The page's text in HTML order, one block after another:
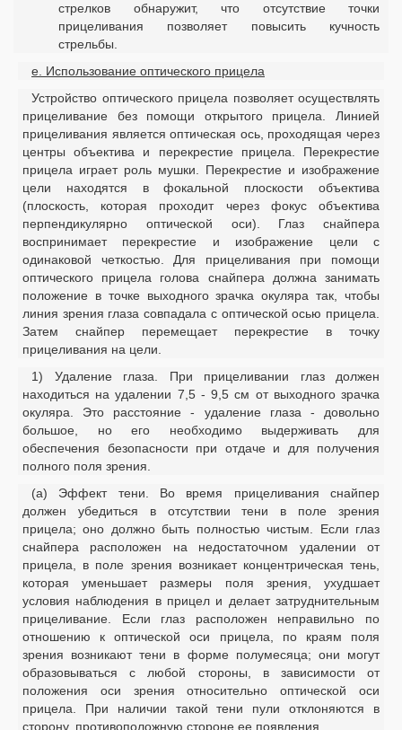
стрелков обнаружит, что отсутствие точки
прицеливания позволяет повысить кучность
стрельбы.
е. Использование оптического прицела
Устройство оптического прицела позволяет осуществлять
прицеливание без помощи открытого прицела. Линией
прицеливания является оптическая ось, проходящая через
центры объектива и перекрестие прицела. Перекрестие
прицела играет роль мушки. Перекрестие и изображение
цели находятся в фокальной плоскости объектива
(плоскость, которая проходит через фокус объектива
перпендикулярно оптической оси). Глаз снайпера
воспринимает перекрестие и изображение цели с
одинаковой четкостью. Для прицеливания при помощи
оптического прицела голова снайпера должна занимать
положение в точке выходного зрачка окуляра так, чтобы
линия зрения глаза совпадала с оптической осью прицела.
Затем снайпер перемещает перекрестие в точку
прицеливания на цели.
1) Удаление глаза. При прицеливании глаз должен
находиться на удалении 7,5 - 9,5 см от выходного зрачка
окуляра. Это расстояние - удаление глаза - довольно
большое, но его необходимо выдерживать для
обеспечения безопасности при отдаче и для получения
полного поля зрения.
(а) Эффект тени. Во время прицеливания снайпер
должен убедиться в отсутствии тени в поле зрения
прицела; оно должно быть полностью чистым. Если глаз
снайпера расположен на недостаточном удалении от
прицела, в поле зрения возникает концентрическая тень,
которая уменьшает размеры поля зрения, ухудшает
условия наблюдения в прицел и делает затруднительным
прицеливание. Если глаз расположен неправильно по
отношению к оптической оси прицела, по краям поля
зрения возникают тени в форме полумесяца; они могут
образовываться с любой стороны, в зависимости от
положения оси зрения относительно оптической оси
прицела. При наличии такой тени пули отклоняются в
сторону, противоположную стороне ее появления.